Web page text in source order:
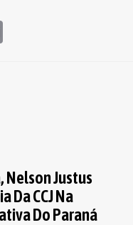
Nelson Justus
Da CCJ Na
Do Paraná